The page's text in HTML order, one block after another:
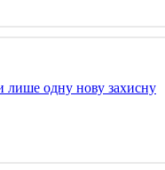
одну нову захисну